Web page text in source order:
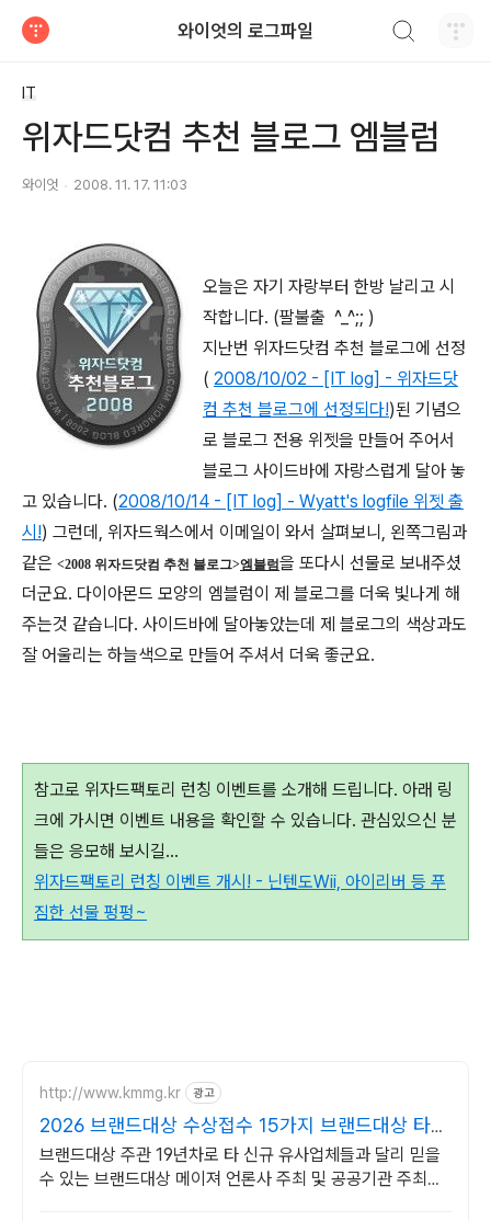
와이엇의 로그파일
IT
위자드닷컴 추천 블로그 엠블럼
와이엇 2008. 11. 17. 11:03
오늘은 자기 자랑부터 한방 날리고 시
작합니다. (팔불출 ^_^;; )
지난번 위자드닷컴 추천 블로그에 선정
( 2008/10/02 - [IT log] - 위자드닷
컴 추천 블로그에 선정되다!)된 기념으
로 블로그 전용 위젯을 만들어 주어서
블로그 사이드바에 자랑스럽게 달아 놓
고 있습니다. (2008/10/14 - [IT log] - Wyatt's logfile 위젯 출
시!) 그런데, 위자드웍스에서 이메일이 와서 살펴보니, 왼쪽그림과
같은 <2008 위자드닷컴 추천 블로그>엠블럼을 또다시 선물로 보내주셨
더군요. 다이아몬드 모양의 엠블럼이 제 블로그를 더욱 빛나게 해
주는것 같습니다. 사이드바에 달아놓았는데 제 블로그의 색상과도
잘 어울리는 하늘색으로 만들어 주셔서 더욱 좋군요.
참고로 위자드팩토리 런칭 이벤트를 소개해 드립니다. 아래 링
크에 가시면 이벤트 내용을 확인할 수 있습니다. 관심있으신 분
들은 응모해 보시길...
위자드팩토리 런칭 이벤트 개시! - 닌텐도Wii, 아이리버 등 푸
짐한 선물 펑펑~
http://www.kmmg.kr 광고
2026 브랜드대상 수상접수 15가지 브랜드대상 타이
틀
브랜드대상 주관 19년차로 타 신규 유사업체들과 달리 믿을
수 있는 브랜드대상 메이져 언론사 주최 및 공공기관 주최의